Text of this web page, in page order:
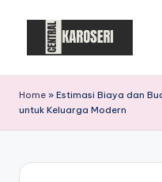
e
n
Home » Estimasi Biaya dan
untuk Keluarga Modern